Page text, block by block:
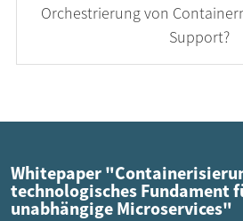
Orchestrierung von
Support?
Whitepaper
technologisches Fundament
unabhängige Microservices"